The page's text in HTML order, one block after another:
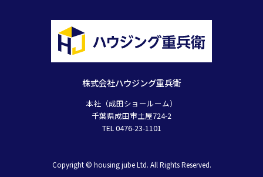
株式会社ハウジング重兵衛
本社（成田ショールーム）
千葉県成田市土屋724-2
TEL 0476-23-1101
Copyright © housing jube Ltd. All Rights Reserved.